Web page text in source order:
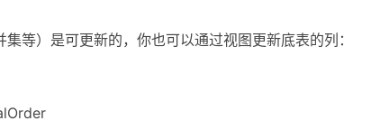
等）是可更新的，你也可以通过视图更新底表的列：